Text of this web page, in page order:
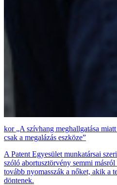
„A szívhang meghallgatása
csak a megalázás eszköze”
A Patent Egyesület munkatársai
szóló abortusztörvény semmi
tovább nyomasszák a nőket, akik a
döntenek.